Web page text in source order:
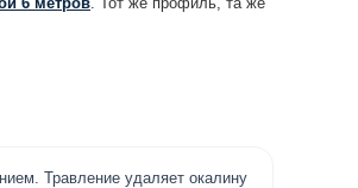
Травление удаляет окалину